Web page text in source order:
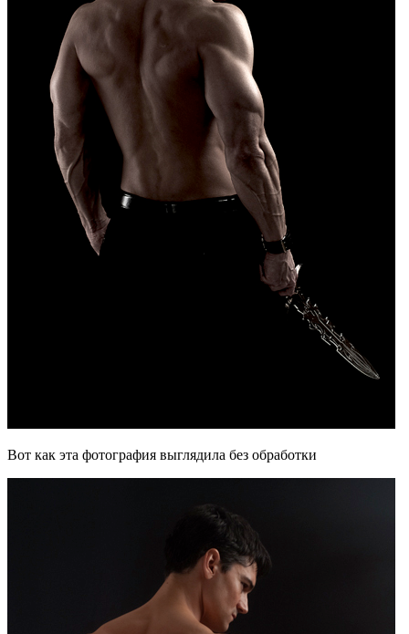
Вот как эта фотография выглядила без обработки